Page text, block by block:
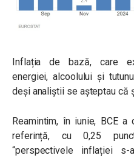
Inflația de bază, care
energiei, alcoolului și
deși analiștii se așteptau că
Reamintim, în iunie, BCE
referință, cu 0,25
“perspectivele inflației s-